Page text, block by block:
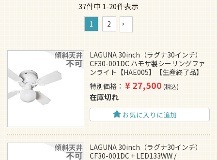
37件中 1-20件表示
1 2
LAGUNA 30inch（ラグナ30インチ）
CF30-001DC ハモサ製シーリングファ
ンライト【HAE005】【生産終了品】
特別価格
¥27,500 税込
在庫切れ
お気に入りに追加
LAGUNA 30inch（ラグナ30インチ）
CF30-001DC + LED133WW /